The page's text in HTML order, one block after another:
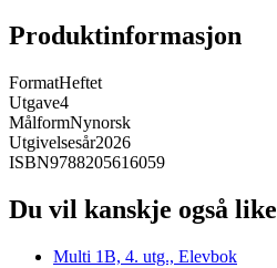
Produktinformasjon
FormatHeftet
Utgave4
MålformNynorsk
Utgivelsesår2026
ISBN9788205616059
Du vil kanskje også like
Multi 1B, 4. utg., Elevbok